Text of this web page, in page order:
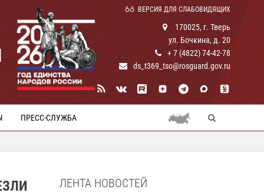
ВЕРСИЯ ДЛЯ СЛАБОВИДЯЩИХ
170025, г. Тверь
ул. Бочкина, д. 20
+ 7 (4822) 74-42-78
ds_t369_tso@rosguard.gov.ru
ПРЕСС-СЛУЖБА
ЛЕНТА НОВОСТЕЙ